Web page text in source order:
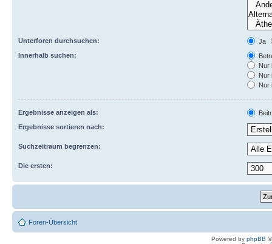
Unterforen durchsuchen:
Ja
Innerhalb suchen:
Nur
Nur
Nur
Ergebnisse anzeigen als:
Ergebnisse sortieren nach:
Suchzeitraum begrenzen:
Die ersten:
Foren-Übersicht
Powered by phpBB